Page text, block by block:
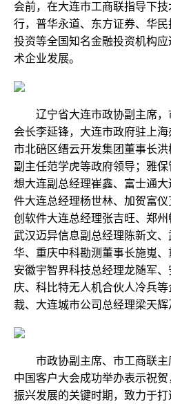
会前，在大连市工商联指导下
行，普华永道、东方证券、华
投资等全国知名金融投资机构
术企业发展。
辽宁省大连市政协副主席
会长李延锋，大连市政府驻上
市北碚区缙云开发集团董事长
副主任范学虎等政府领导；雅
想大连副总经理崔鑫、富士通
件大连总经理杨世林、加贺富
创软件大连总经理张吉旺、郑州
武汉迈异信息副总经理陈新文
华、重庆中科勘测董事长施嵬、
安徽宇智界科技总经理龙随军
庆、科比特无人机合伙人冷兵
裁、大连城市公司总经理梁天辉
市政协副主席、市工商联
中国客户大会成功举办表示祝
振兴发展的关键时期，致力于